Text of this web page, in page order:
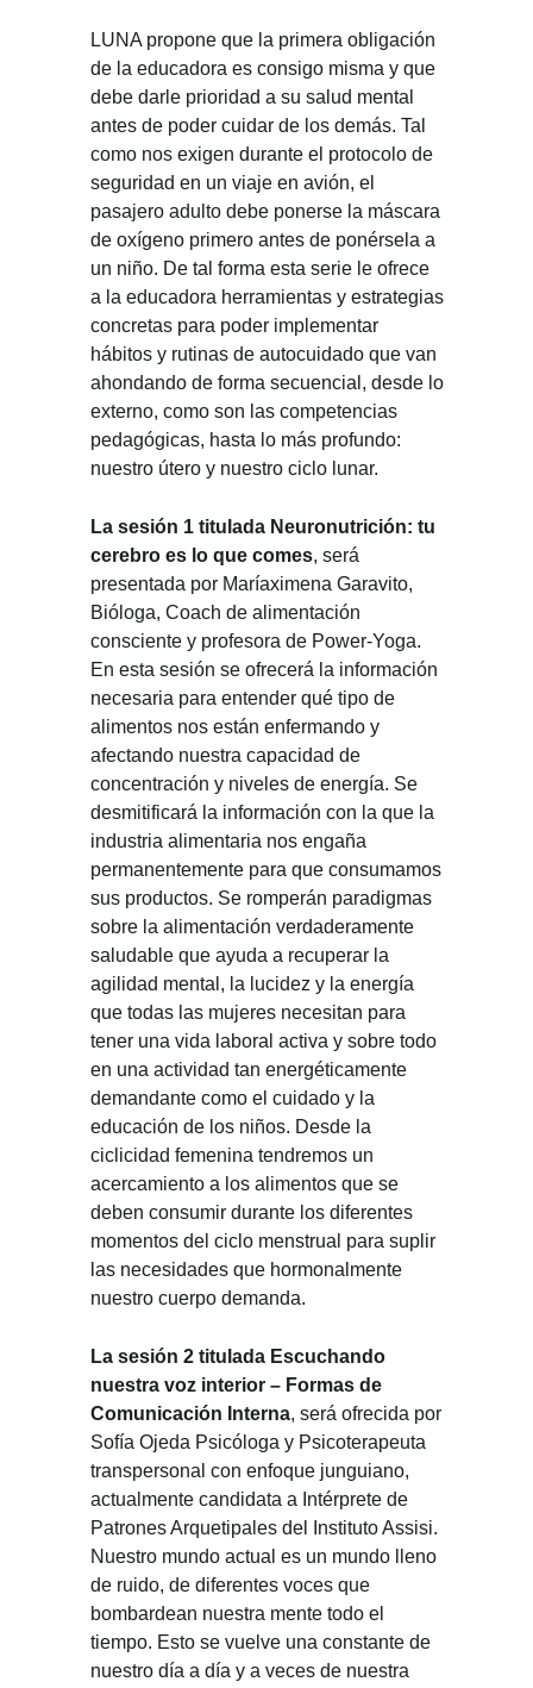
LUNA propone que la primera obligación
de la educadora es consigo misma y que
debe darle prioridad a su salud mental
antes de poder cuidar de los demás. Tal
como nos exigen durante el protocolo de
seguridad en un viaje en avión, el
pasajero adulto debe ponerse la máscara
de oxígeno primero antes de ponérsela a
un niño. De tal forma esta serie le ofrece
a la educadora herramientas y estrategias
concretas para poder implementar
hábitos y rutinas de autocuidado que van
ahondando de forma secuencial, desde lo
externo, como son las competencias
pedagógicas, hasta lo más profundo:
nuestro útero y nuestro ciclo lunar.
La sesión 1 titulada Neuronutrición: tu
cerebro es lo que comes, será
presentada por Maríaximena Garavito,
Bióloga, Coach de alimentación
consciente y profesora de Power-Yoga.
En esta sesión se ofrecerá la información
necesaria para entender qué tipo de
alimentos nos están enfermando y
afectando nuestra capacidad de
concentración y niveles de energía. Se
desmitificará la información con la que la
industria alimentaria nos engaña
permanentemente para que consumamos
sus productos. Se romperán paradigmas
sobre la alimentación verdaderamente
saludable que ayuda a recuperar la
agilidad mental, la lucidez y la energía
que todas las mujeres necesitan para
tener una vida laboral activa y sobre todo
en una actividad tan energéticamente
demandante como el cuidado y la
educación de los niños. Desde la
ciclicidad femenina tendremos un
acercamiento a los alimentos que se
deben consumir durante los diferentes
momentos del ciclo menstrual para suplir
las necesidades que hormonalmente
nuestro cuerpo demanda.
La sesión 2 titulada Escuchando
nuestra voz interior – Formas de
Comunicación Interna, será ofrecida por
Sofía Ojeda Psicóloga y Psicoterapeuta
transpersonal con enfoque junguiano,
actualmente candidata a Intérprete de
Patrones Arquetipales del Instituto Assisi.
Nuestro mundo actual es un mundo lleno
de ruido, de diferentes voces que
bombardean nuestra mente todo el
tiempo. Esto se vuelve una constante de
nuestro día a día y a veces de nuestra